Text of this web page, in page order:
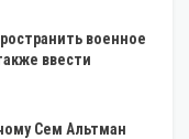
военное
ввести
чому Сем Альтман